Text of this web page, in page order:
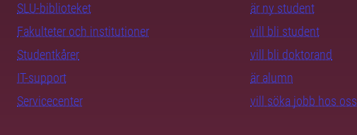
SLU-biblioteket
Fakulteter och institutioner
Studentkårer
IT-support
Servicecenter
är ny student
vill bli student
vill bli doktorand
är alumn
vill söka jobb hos oss